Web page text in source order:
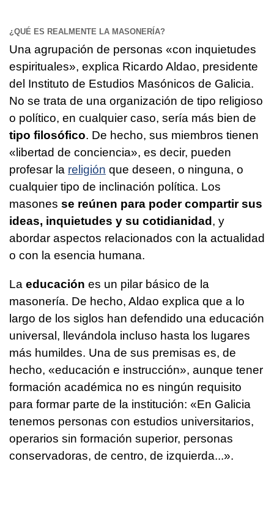
¿QUÉ ES REALMENTE LA MASONERÍA?
Una agrupación de personas «con inquietudes
espirituales», explica Ricardo Aldao, presidente
del Instituto de Estudios Masónicos de Galicia.
No se trata de una organización de tipo religioso
o político, en cualquier caso, sería más bien de
tipo filosófico. De hecho, sus miembros tienen
«libertad de conciencia», es decir, pueden
profesar la religión que deseen, o ninguna, o
cualquier tipo de inclinación política. Los
masones se reúnen para poder compartir sus
ideas, inquietudes y su cotidianidad, y
abordar aspectos relacionados con la actualidad
o con la esencia humana.
La educación es un pilar básico de la
masonería. De hecho, Aldao explica que a lo
largo de los siglos han defendido una educación
universal, llevándola incluso hasta los lugares
más humildes. Una de sus premisas es, de
hecho, «educación e instrucción», aunque tener
formación académica no es ningún requisito
para formar parte de la institución: «En Galicia
tenemos personas con estudios universitarios,
operarios sin formación superior, personas
conservadoras, de centro, de izquierda...».